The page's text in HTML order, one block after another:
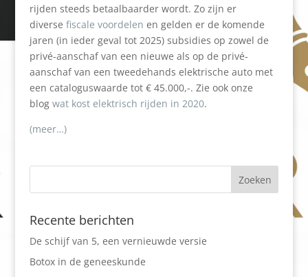
rijden steeds betaalbaarder wordt. Zo zijn er
diverse fiscale voordelen en gelden er de komende
jaren (in ieder geval tot 2025) subsidies op zowel de
privé-aanschaf van een nieuwe als op de privé-
aanschaf van een tweedehands elektrische auto met
een cataloguswaarde tot € 45.000,-. Zie ook onze
blog wat kost elektrisch rijden in 2020.
(meer…)
Recente berichten
De schijf van 5, een vernieuwde versie
Botox in de geneeskunde